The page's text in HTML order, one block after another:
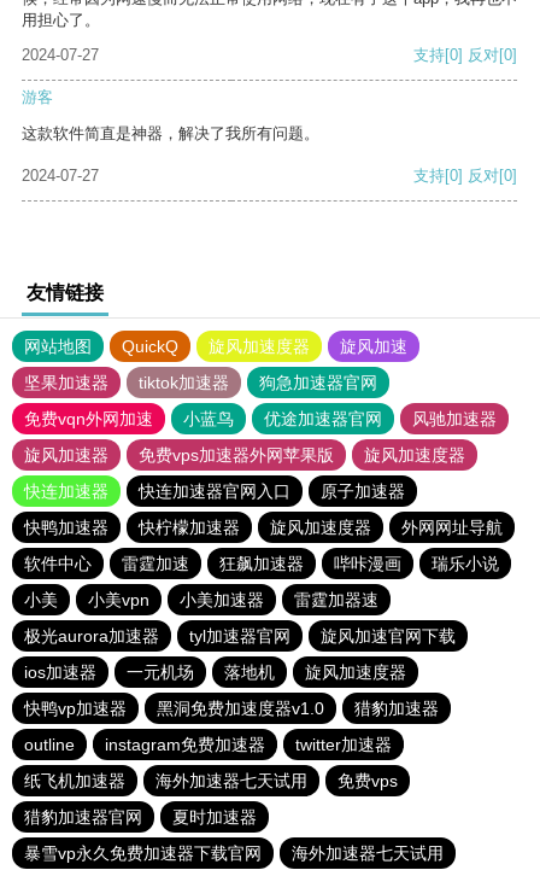
用担心了。
2024-07-27
支持[0] 反对[0]
游客
这款软件简直是神器，解决了我所有问题。
2024-07-27 支持[0] 反对[0]
友情链接
网站地图 QuickQ 旋风加速度器
旋风加速
坚果加速器
tiktok加速器
狗急加速器官网
免费vqn外网加速
小蓝鸟 优途加速器官网
风驰加速器
旋风加速器
免费vps加速器外网苹果版
旋风加速度器
快连加速器
快连加速器官网入口
原子加速器
快鸭加速器
快柠檬加速器 旋风加速度器
外网网址导航
软件中心
雷霆加速 狂飙加速器 哔咔漫画
瑞乐小说
小美
小美vpn 小美加速器
雷霆加器速
极光aurora加速器
tyl加速器官网
旋风加速官网下载
ios加速器
一元机场 落地机
旋风加速度器
快鸭vp加速器
黑洞免费加速度器v1.0
猎豹加速器
outline
instagram免费加速器
twitter加速器
纸飞机加速器
海外加速器七天试用
免费vps
猎豹加速器官网
夏时加速器
暴雪vp永久免费加速器下载官网
海外加速器七天试用